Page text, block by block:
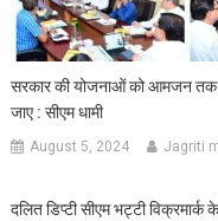
सरकार की योजनाओं को आमजन तक
जाए : सीएम धामी
August 5, 2024 Jagriti
दलित डिप्टी सीएम भट्टी